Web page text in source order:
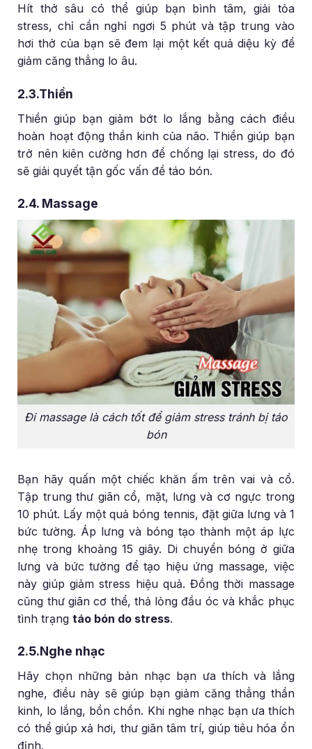
Hít thở sâu có thể giúp bạn bình tâm, giải tỏa
stress, chỉ cần nghỉ ngơi 5 phút và tập trung vào
hơi thở của bạn sẽ đem lại một kết quả diệu kỳ để
giảm căng thẳng lo âu.
2.3.Thiền
Thiền giúp bạn giảm bớt lo lắng bằng cách điều
hoàn hoạt động thần kinh của não. Thiền giúp bạn
trở nên kiên cường hơn để chống lại stress, do đó
sẽ giải quyết tận gốc vấn đề táo bón.
2.4. Massage
Đi massage là cách tốt để giảm stress tránh bị táo
bón
Bạn hãy quấn một chiếc khăn ấm trên vai và cổ.
Tập trung thư giãn cổ, mặt, lưng và cơ ngực trong
10 phút. Lấy một quả bóng tennis, đặt giữa lưng và 1
bức tường. Áp lưng và bóng tạo thành một áp lực
nhẹ trong khoảng 15 giây. Di chuyển bóng ở giữa
lưng và bức tường để tạo hiệu ứng massage, việc
này giúp giảm stress hiệu quả. Đồng thời massage
cũng thư giãn cơ thể, thả lỏng đầu óc và khắc phục
tình trạngtáo bón do stress.
2.5.Nghe nhạc
Hãy chọn những bản nhạc bạn ưa thích và lắng
nghe, điều này sẽ giúp bạn giảm căng thẳng thần
kinh, lo lắng, bồn chồn. Khi nghe nhạc bạn ưa thích
có thể giúp xả hơi, thư giãn tâm trí, giúp tiêu hóa ổn
định.